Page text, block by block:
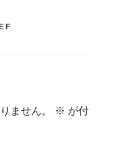
F
ません。 ※ が付